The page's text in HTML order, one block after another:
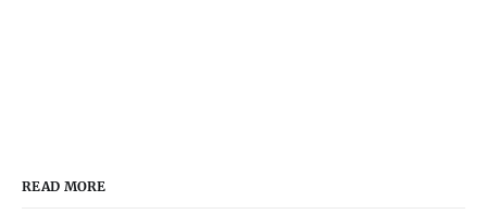
READ MORE